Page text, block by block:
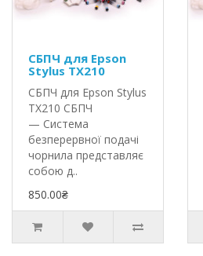
СБПЧ для Epson
Stylus TX210
СБПЧ для Epson Stylus
TX210 СБПЧ
— Система
безперервної подачі
чорнила представляє
собою д..
850.00₴